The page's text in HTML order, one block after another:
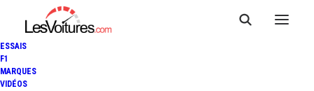
ESSAIS
F1
MARQUES
VIDÉOS